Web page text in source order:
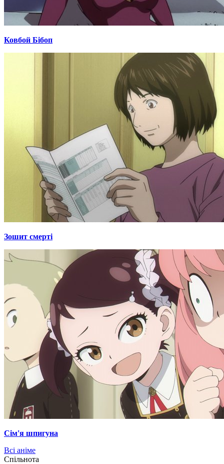
Ковбой Бібоп
Зошит смерті
Сім'я шпигуна
Всі аніме
Cпільнота